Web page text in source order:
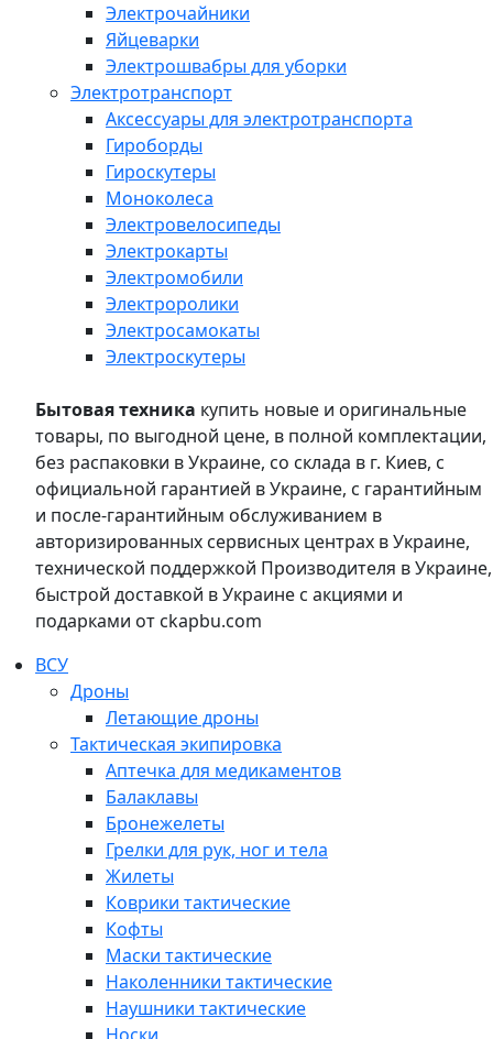
Электрочайники
Яйцеварки
Электрошвабры для уборки
Электротранспорт
Аксессуары для электротранспорта
Гироборды
Гироскутеры
Моноколеса
Электровелосипеды
Электрокарты
Электромобили
Электроролики
Электросамокаты
Электроскутеры
Бытовая техника купить новые и оригинальные
товары, по выгодной цене, в полной комплектации,
без распаковки в Украине, со склада в г. Киев, с
официальной гарантией в Украине, с гарантийным
и после-гарантийным обслуживанием в
авторизированных сервисных центрах в Украине,
технической поддержкой Производителя в Украине,
быстрой доставкой в Украине с акциями и
подарками от ckapbu.com
ВСУ
Дроны
Летающие дроны
Тактическая экипировка
Аптечка для медикаментов
Балаклавы
Бронежелеты
Грелки для рук, ног и тела
Жилеты
Коврики тактические
Кофты
Маски тактические
Наколенники тактические
Наушники тактические